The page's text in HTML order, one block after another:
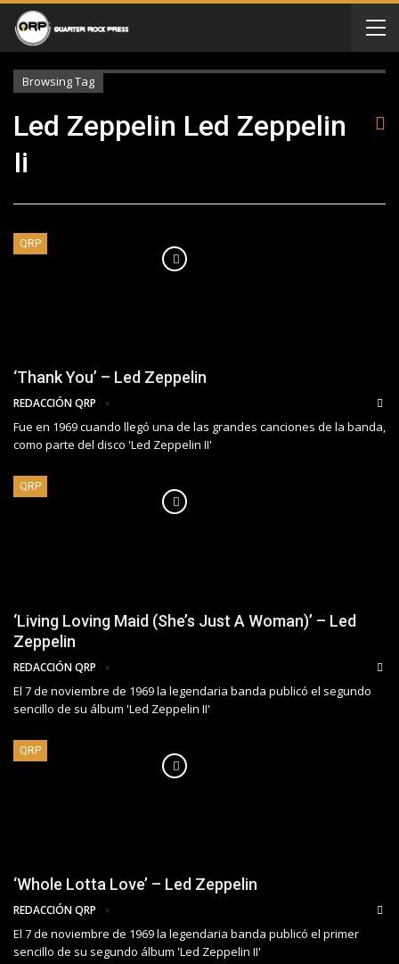
Browsing Tag
Led Zeppelin Led Zeppelin
Ii
QRP
‘Thank You’ – Led Zeppelin
REDACCIÓN QRP
Fue en 1969 cuando llegó una de las grandes canciones de la banda,
como parte del disco 'Led Zeppelin II'
QRP
‘Living Loving Maid (She’s Just A Woman)’ – Led
Zeppelin
REDACCIÓN QRP
El 7 de noviembre de 1969 la legendaria banda publicó el segundo
sencillo de su álbum 'Led Zeppelin II'
QRP
‘Whole Lotta Love’ – Led Zeppelin
REDACCIÓN QRP
El 7 de noviembre de 1969 la legendaria banda publicó el primer
sencillo de su segundo álbum 'Led Zeppelin II'